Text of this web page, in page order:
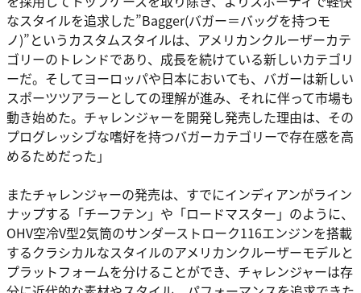
なスタイルを追求した”Bagger(バガー＝バッグを持つモ
ノ)”というカスタムスタイルは、アメリカンクルーザーカテ
ゴリーのトレンドであり、成長を続けている新しいカテゴリ
ーだ。そしてヨーロッパや日本においても、バガーは新しい
スポーツツアラーとしての理解が進み、それに伴って市場も
動き始めた。チャレンジャーを開発し発売した理由は、その
プログレッシブな嗜好を持つバガーカテゴリーで存在感を高
めるためだった」
またチャレンジャーの発売は、すでにインディアンがライン
ナップする「チーフテン」や「ロードマスター」のように、
OHV空冷V型2気筒のサンダーストローク116エンジンを搭載
するクラシカルなスタイルのアメリカンクルーザーモデルと
プラットフォームを分けることができ、チャレンジャーは存